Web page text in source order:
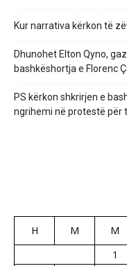
Kur narrativa kërkon të
Dhunohet Elton Qyno,
bashkëshortja e Florenc
PS kërkon shkrirjen e
ngrihemi në protestë për
H M M
1